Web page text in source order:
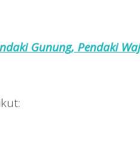
Gunung, Pendaki